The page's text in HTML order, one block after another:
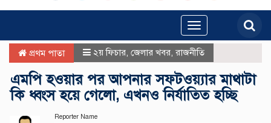
Toggle
navigation
প্রথম পাতা ২য় ফিচার জেলার খবর রাজনীতি
এমপি হওয়ার পর আপনার সফটওয়্যার মাথাটা
কি ধ্বংস হয়ে গেলো, এখনও নির্যাতিত হচ্ছি
Reporter Name